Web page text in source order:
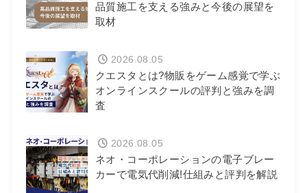
品質施工を支える強みと今後の展望を
取材
クエスタとは?物販をゲーム感覚で学ぶ
オンラインスクールの評判と強みを調
査
2026.08.05
ネオ・コーポレーションの電子ブレー
カーで電気代削減!仕組みと評判を解説
2026.08.05